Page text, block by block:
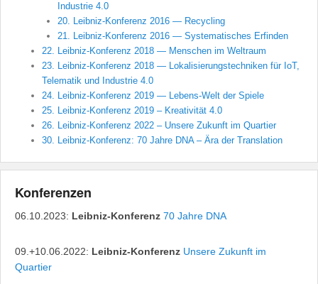
Industrie 4.0
20. Leibniz-Konferenz 2016 — Recycling
21. Leibniz-Konferenz 2016 — Systematisches Erfinden
22. Leibniz-Konferenz 2018 — Menschen im Weltraum
23. Leibniz-Konferenz 2018 — Lokalisierungstechniken für IoT,
Telematik und Industrie 4.0
24. Leibniz-Konferenz 2019 — Lebens-Welt der Spiele
25. Leibniz-Konferenz 2019 – Kreativität 4.0
26. Leibniz-Konferenz 2022 – Unsere Zukunft im Quartier
30. Leibniz-Konferenz: 70 Jahre DNA – Ära der Translation
Konferenzen
06.10.2023: Leibniz-Konferenz 70 Jahre DNA
09.+10.06.2022: Leibniz-Konferenz Unsere Zukunft im
Quartier